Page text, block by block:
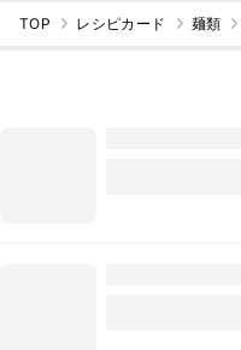
TOP レシピカード 麺類